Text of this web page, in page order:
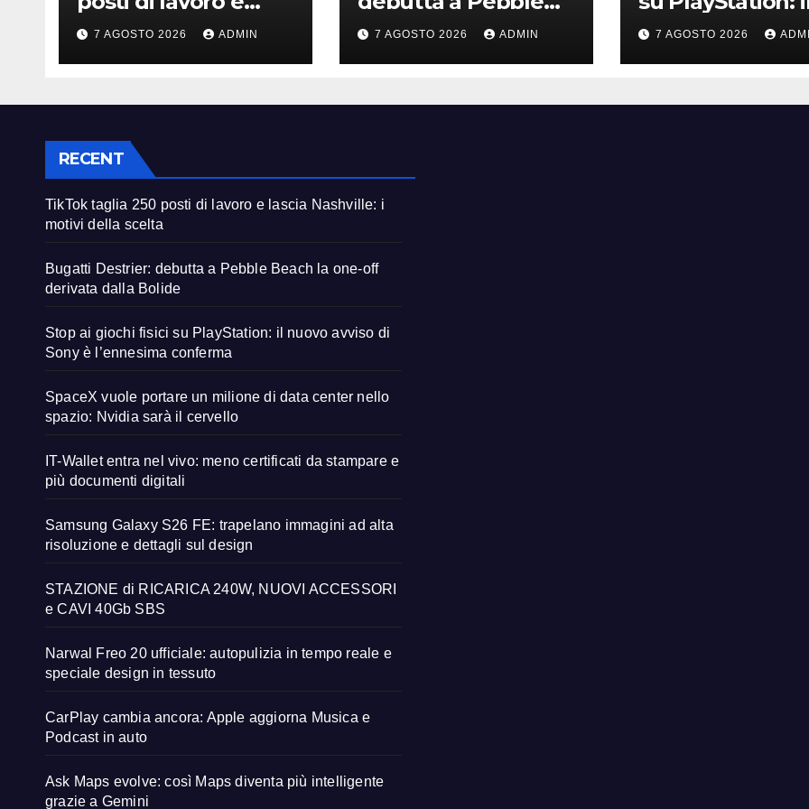
lascia Nashville: i
motivi della scelta
7 AGOSTO 2026 ADMIN
Beach la one-off
derivata dalla Bolide
7 AGOSTO 2026 ADMIN
nuovo avviso di
Sony è
conferma
7 AGOSTO 2026
RECENT
TikTok taglia 250 posti di lavoro e lascia Nashville: i
motivi della scelta
Bugatti Destrier: debutta a Pebble Beach la one-off
derivata dalla Bolide
Stop ai giochi fisici su PlayStation: il nuovo avviso di
Sony è l’ennesima conferma
SpaceX vuole portare un milione di data center nello
spazio: Nvidia sarà il cervello
IT-Wallet entra nel vivo: meno certificati da stampare e
più documenti digitali
Samsung Galaxy S26 FE: trapelano immagini ad alta
risoluzione e dettagli sul design
STAZIONE di RICARICA 240W, NUOVI ACCESSORI
e CAVI 40Gb SBS
Narwal Freo 20 ufficiale: autopulizia in tempo reale e
speciale design in tessuto
CarPlay cambia ancora: Apple aggiorna Musica e
Podcast in auto
Ask Maps evolve: così Maps diventa più intelligente
grazie a Gemini